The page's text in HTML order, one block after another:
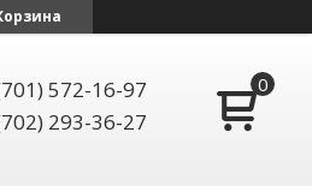
572-16-97
293-36-27